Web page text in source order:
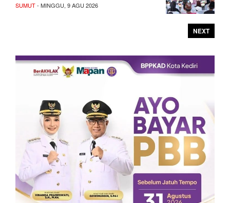
SUMUT- MINGGU, 9 AGU 2026
NEXT